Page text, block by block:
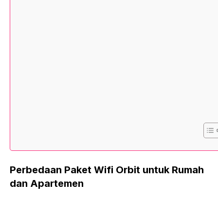
Perbedaan Paket Wifi Orbit untuk Rumah
dan Apartemen